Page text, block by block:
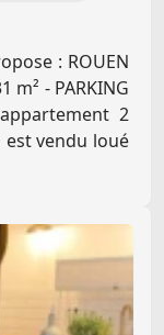
: ROUEN
m² - PARKING
2
est vendu loué